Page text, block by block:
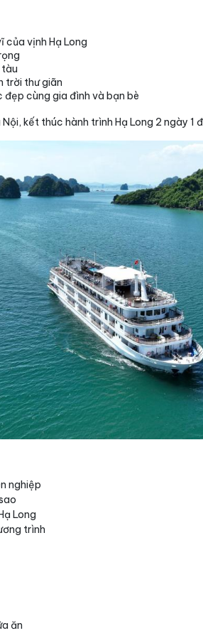
của vịnh Hạ Long
trời thư giãn
đẹp cùng gia đình và bạn bè
kết thúc hành trình Hạ Long 2 ngày 1
nghiệp
Long
trình
ăn